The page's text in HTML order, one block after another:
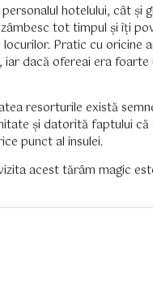
hotelului, cât și
tot timpul și îți
Pratic cu oricine
dacă ofereai era foarte
resorturile există
și datorită faptului
punct al insulei.
acest tărâm magic